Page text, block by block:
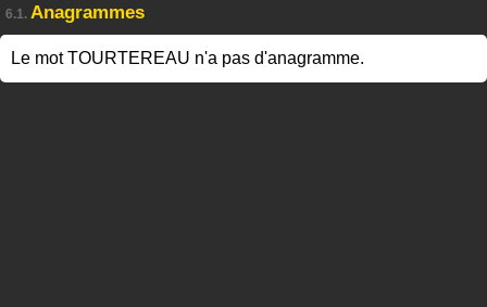
6.1. Anagrammes
Le mot TOURTEREAU n'a pas d'anagramme.